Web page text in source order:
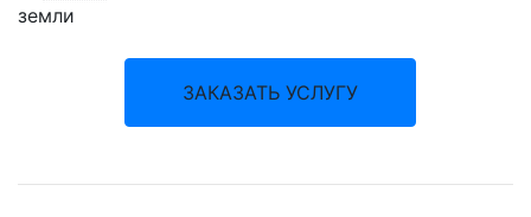
земли
ЗАКАЗАТЬ УСЛУГУ